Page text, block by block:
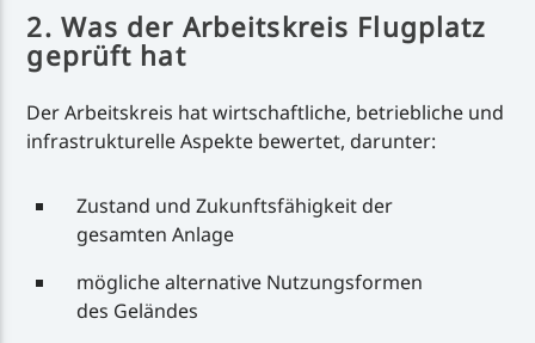
2. Was der Arbeitskreis Flugplatz
geprüft hat
Der Arbeitskreis hat wirtschaftliche, betriebliche und
infrastrukturelle Aspekte bewertet, darunter:
Zustand und Zukunftsfähigkeit der
gesamten Anlage
mögliche alternative Nutzungsformen
des Geländes